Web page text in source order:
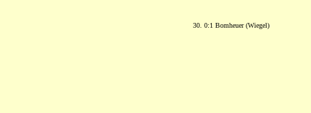
30. 0:1 Bomheuer (Wiegel)